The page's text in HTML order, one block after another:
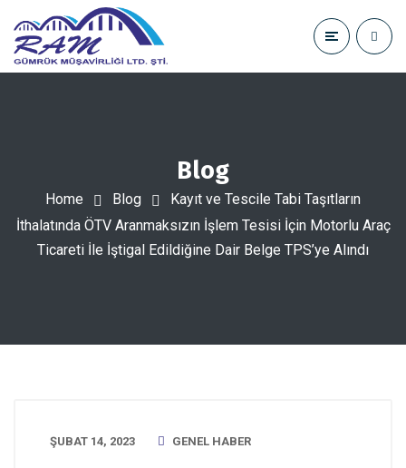
Blog
Home Blog
Kayıt ve Tescile Tabi Taşıtların
İthalatında ÖTV Aranmaksızın İşlem Tesisi İçin Motorlu Araç
Ticareti İle İştigal Edildiğine Dair Belge TPS’ye Alındı
ŞUBAT 14, 2023 GENEL HABER